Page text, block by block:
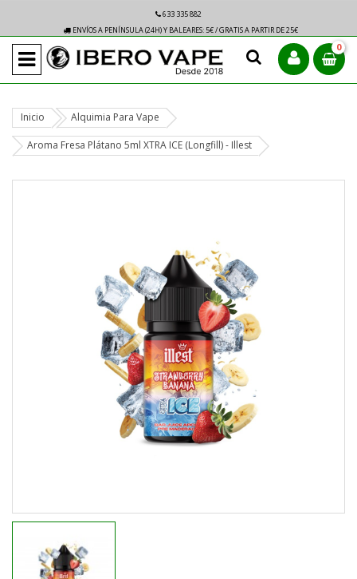
633 335 882
ENVÍOS A PENÍNSULA (24H) Y BALEARES: 5€ / GRATIS A PARTIR DE 25€
0
Inicio Alquimia Para Vape
Aroma Fresa Plátano 5ml XTRA ICE (Longfill) - Illest